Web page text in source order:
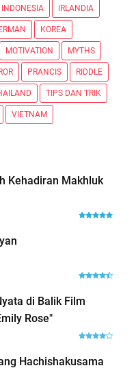
INDONESIA IRLANDIA
KOREA
MOTIVATION MYTHS
PRANCIS RIDDLE
TIPS DAN TRIK
VIETNAM
Kehadiran Makhluk
di Balik Film
Rose"
Hachishakusama